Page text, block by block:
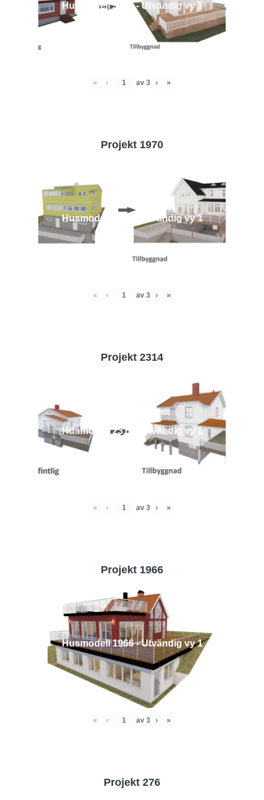
Husmodell 3104 - Utvändig vy 1
« ‹ av 3 › »
Projekt 1970
Husmodell 1970 - Utvändig vy 1
« ‹ av 3 › »
Projekt 2314
Husmodell 2314 - Utvändig vy 1
« ‹ av 3 › »
Projekt 1966
Husmodell 1966 - Utvändig vy 1
« ‹ av 3 › »
Projekt 276